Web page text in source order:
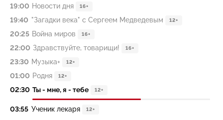
19:00 Новости дня 16+
19:40 "Загадки века" с Сергеем Медведевым 12+
20:25 Война миров 16+
22:00 Здравствуйте, товарищи! 16+
23:30 Музыка+ 12+
01:00 Родня 12+
02:30 Ты - мне, я - тебе 12+
03:55 Ученик лекаря 12+